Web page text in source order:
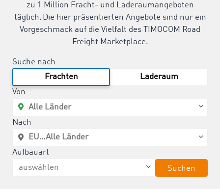
zu 1 Million Fracht- und Laderaumangeboten
täglich. Die hier präsentierten Angebote sind nur ein
Vorgeschmack auf die Vielfalt des TIMOCOM Road
Freight Marketplace.
Suche nach
Frachten
Laderaum
Von
Nach
Aufbauart
Suchen